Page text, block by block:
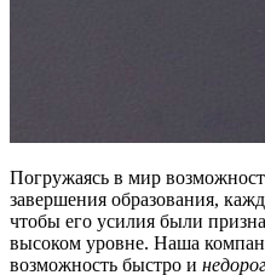
Погружаясь в мир
завершения образования,
чтобы его усилия были
высоком уровне. Наша
возможность быстро и